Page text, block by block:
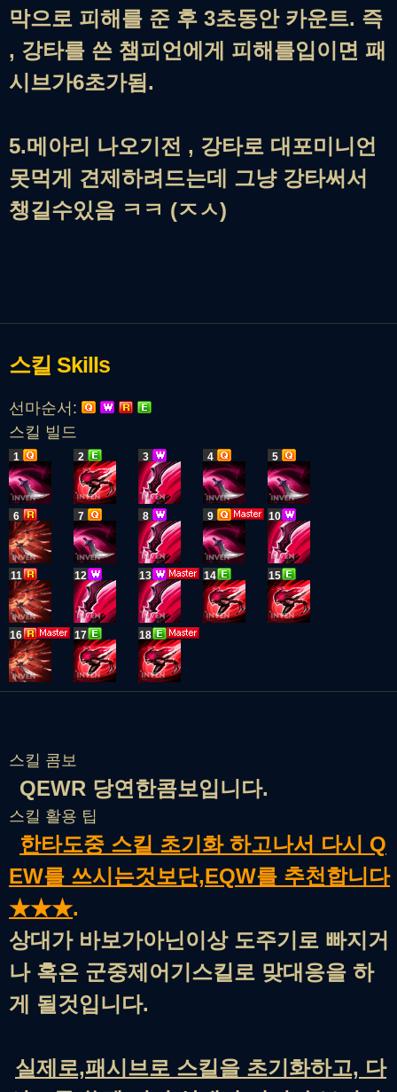
막으로 피해를 준 후 3초동안 카운트. 즉
, 강타를 쓴 챔피언에게 피해를입이면 패
시브가6초가됨.
5.메아리 나오기전 , 강타로 대포미니언
못먹게 견제하려드는데 그냥 강타써서
챙길수있음 ㅋㅋ (ㅈㅅ)
스킬 Skills
선마순서:
스킬 빌드
1 2 3 4 5
6 7 8 9 10
11 12 13 14 15
16 17 18
스킬 콤보
QEWR 당연한콤보입니다.
스킬 활용 팁
한타도중 스킬 초기화 하고나서 다시 Q
EW를 쓰시는것보단,EQW를 추천합니다
★★★.
상대가 바보가아닌이상 도주기로 빠지거
나 혹은 군중제어기스킬로 맞대응을 하
게 될것입니다.
실제로,패시브로 스킬을 초기화하고, 다